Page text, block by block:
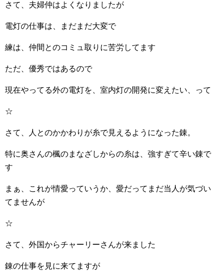
さて、夫婦仲はよくなりましたが
電灯の仕事は、まだまだ大変で
練は、仲間とのコミュ取りに苦労してます
ただ、優秀ではあるので
現在やってる外の電灯を、室内灯の開発に変えたい、って
☆
さて、人とのかかわりが糸で見えるようになった錬。
特に奥さんの楓のまなざしからの糸は、強すぎて辛い錬で
す
まぁ、これが情愛っていうか、愛だってまだ当人が気づい
てませんが
☆
さて、外国からチャーリーさんが来ました
錬の仕事を見に来てますが